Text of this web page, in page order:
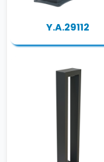
Y.A.29112